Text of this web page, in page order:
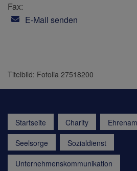
Fax:
E-Mail senden
Titelbild: Fotolia 27518200
Startseite Charity
Seelsorge
Sozialdienst
Unternehmenskommunikation